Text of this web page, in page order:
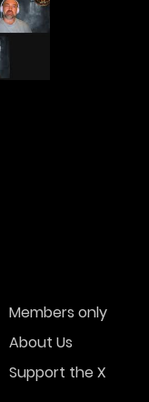
Members only
About Us
Support the X